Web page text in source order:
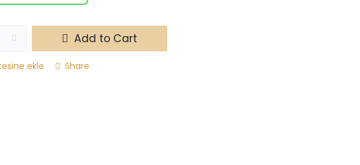
Add to Cart
ekle Share